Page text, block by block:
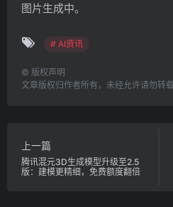
图片生成中。
# AI资讯
© 版权声明
文章版权归作者所有，未经允许请勿转载
上一篇
腾讯混元3D生成模型升级至2.5
版：建模更精细，免费额度翻倍